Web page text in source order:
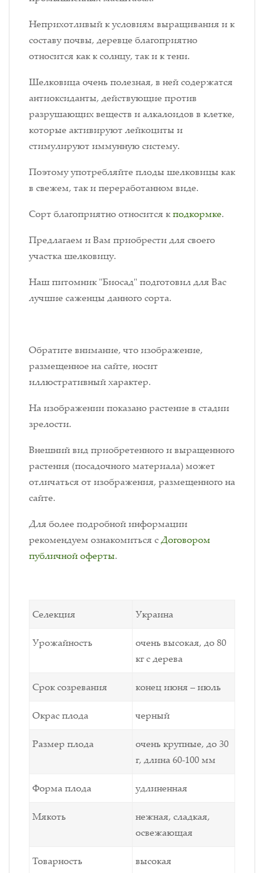
Неприхотливый к условиям выращивания и к
составу почвы, деревце благоприятно
относится как к солнцу, так и к тени.
Шелковица очень полезная, в ней содержатся
антиоксиданты, действующие против
разрушающих веществ и алкалоидов в клетке,
которые активируют лейкоциты и
стимулируют иммунную систему.
Поэтому употребляйте плоды шелковицы как
в свежем, так и переработанном виде.
Сорт благоприятно относится кподкормке.
Предлагаем и Вам приобрести для своего
участка шелковицу.
Наш питомник "Биосад" подготовил для Вас
лучшие саженцы данного сорта.
Обратите внимание, что изображение,
размещенное на сайте, носит
иллюстративный характер.
На изображении показано растение в стадии
зрелости.
Внешний вид приобретенного и выращенного
растения (посадочного материала) может
отличаться от изображения, размещенного на
сайте.
Для более подробной информации
рекомендуем ознакомиться сДоговором
публичной оферты.
Селекция Украина
Урожайность
очень высокая, до 80
кг с дерева
Срок созревания конец июня – июль
Окрас плода черный
Размер плода
очень крупные, до 30
г, длина 60-100 мм
Форма плода удлиненная
Мякоть
нежная, сладкая,
освежающая
Товарность высокая